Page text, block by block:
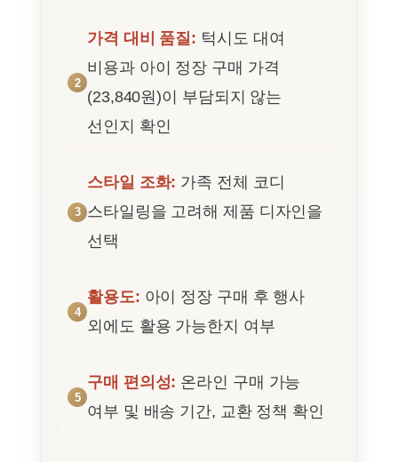
가격 대비 품질: 턱시도 대여
비용과 아이 정장 구매 가격
(23,840원)이 부담되지 않는
선인지 확인
스타일 조화: 가족 전체 코디
스타일링을 고려해 제품 디자인을
선택
활용도: 아이 정장 구매 후 행사
외에도 활용 가능한지 여부
구매 편의성: 온라인 구매 가능
여부 및 배송 기간, 교환 정책 확인